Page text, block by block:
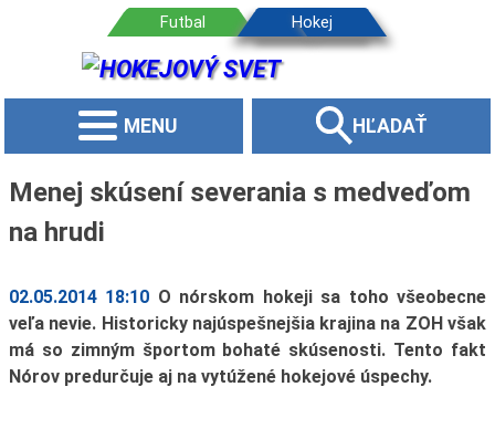
MENU HĽADAŤ
Menej skúsení severania s medveďom
na hrudi
02.05.2014 18:10 O nórskom hokeji sa toho všeobecne
veľa nevie. Historicky najúspešnejšia krajina na ZOH však
má so zimným športom bohaté skúsenosti. Tento fakt
Nórov predurčuje aj na vytúžené hokejové úspechy.